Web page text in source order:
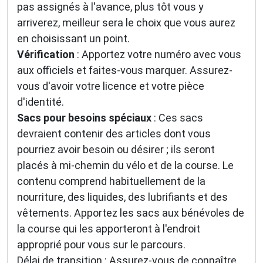
pas assignés à l'avance, plus tôt vous y
arriverez, meilleur sera le choix que vous aurez
en choisissant un point.
Vérification : Apportez votre numéro avec vous
aux officiels et faites-vous marquer. Assurez-
vous d'avoir votre licence et votre pièce
d'identité.
Sacs pour besoins spéciaux : Ces sacs
devraient contenir des articles dont vous
pourriez avoir besoin ou désirer ; ils seront
placés à mi-chemin du vélo et de la course. Le
contenu comprend habituellement de la
nourriture, des liquides, des lubrifiants et des
vêtements. Apportez les sacs aux bénévoles de
la course qui les apporteront à l'endroit
approprié pour vous sur le parcours.
Délai de transition : Assurez-vous de connaître